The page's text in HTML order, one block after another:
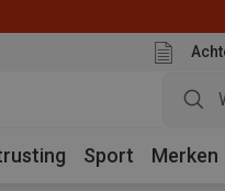
Sport Merken